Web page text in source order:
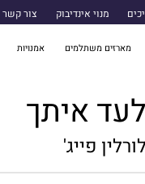
מנוי אינדיבוק צור קשר
מארזים משתלמים אמנויות
לעד איתך
לורלין פייג'